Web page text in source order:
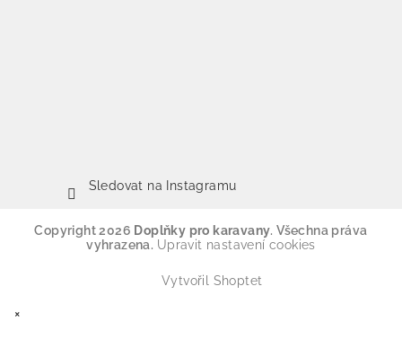
Sledovat na Instagramu
Copyright 2026 Doplňky pro karavany. Všechna práva
vyhrazena. Upravit nastavení cookies
Vytvořil Shoptet
×